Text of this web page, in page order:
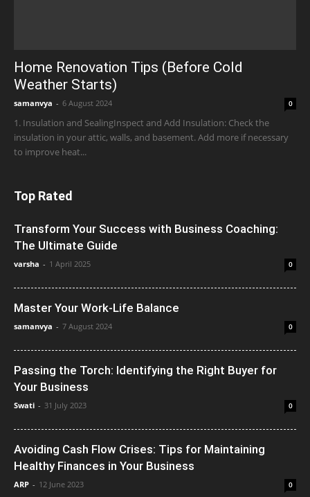
Home Renovation Tips (Before Cold
Weather Starts)
samanvya - 6 August 2024 0
1. Insulation and SealingInspect and Add Insulation: Check the
insulation in your attic, walls, and basement. Add more if necessary
to improve heat...
Top Rated
Transform Your Success with Business Coaching:
The Ultimate Guide
varsha - 1 April 2025 0
Master Your Work-Life Balance
samanvya - 7 August 2024 0
Passing the Torch: Identifying the Right Buyer for
Your Business
Swati - 31 July 2023 0
Avoiding Cash Flow Crises: Tips for Maintaining
Healthy Finances in Your Business
ARP - 12 June 2023 0